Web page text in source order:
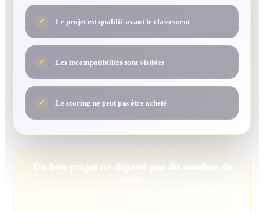
✓ Le projet est qualifié avant le classement
✓ Les incompatibilités sont visibles
✓ Le scoring ne peut pas être acheté
Un bon projet ne dépend pas du nombre de